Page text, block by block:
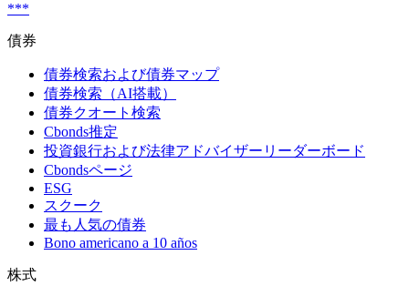
***
債券
債券検索および債券マップ
債券検索（AI搭載）
債券クオート検索
Cbonds推定
投資銀行および法律アドバイザーリーダーボード
Cbondsページ
ESG
スクーク
最も人気の債券
Bono americano a 10 años
株式